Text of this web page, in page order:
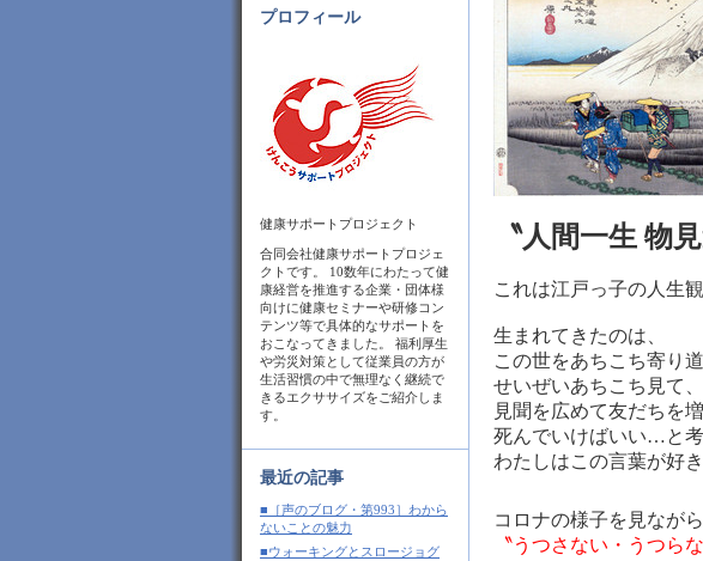
プロフィール
健康サポートプロジェクト
合同会社健康サポートプロジェ
クトです。 10数年にわたって健
康経営を推進する企業・団体様
向けに健康セミナーや研修コン
テンツ等で具体的なサポートを
おこなってきました。 福利厚生
や労災対策として従業員の方が
生活習慣の中で無理なく継続で
きるエクササイズをご紹介しま
す。
最近の記事
■［声のブログ・第993］わから
ないことの魅力
■ウォーキングとスロージョグ
〝人間一生 物
これは江戸っ子の人生
生まれてきたのは、
この世をあちこち寄り
せいぜいあちこち見て、
見聞を広めて友だちを増
死んでいけばいい…と考
わたしはこの言葉が好
コロナの様子を見なが
〝うつさない・うつらな